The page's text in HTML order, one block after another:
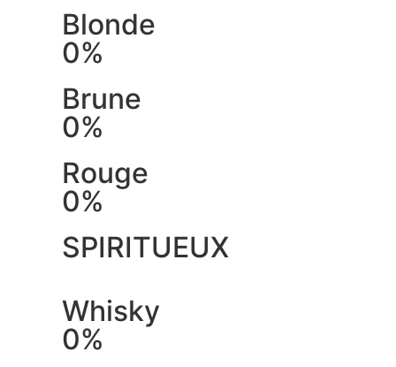
Blonde
0%
Brune
0%
Rouge
0%
SPIRITUEUX
Whisky
0%